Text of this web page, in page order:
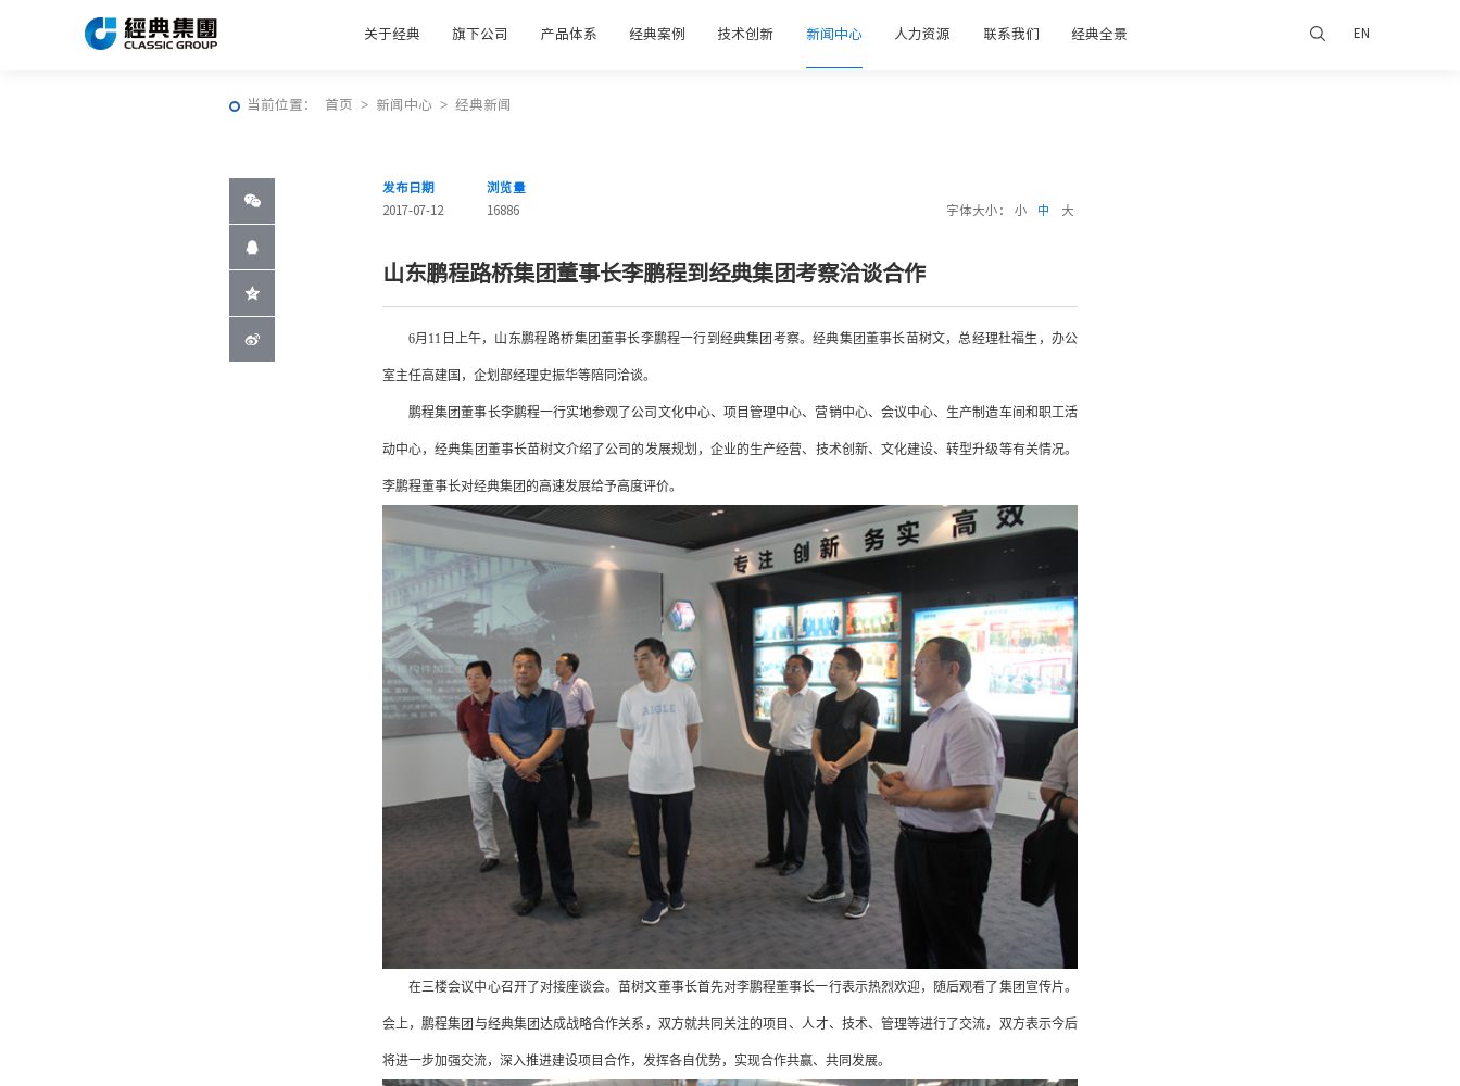
关于经典 旗下公司 产品体系 经典案例 技术创新 新闻中心 人力资源 联系我们 经典全景 EN
当前位置： 首页 > 新闻中心 > 经典新闻
发布日期
2017-07-12
浏览量
16886
字体大小： 小 中 大
山东鹏程路桥集团董事长李鹏程到经典集团考察洽谈合作
6月11日上午，山东鹏程路桥集团董事长李鹏程一行到经典集团考察。经典集团董事长苗树文，总经理杜福生，办公
室主任高建国，企划部经理史振华等陪同洽谈。
鹏程集团董事长李鹏程一行实地参观了公司文化中心、项目管理中心、营销中心、会议中心、生产制造车间和职工活
动中心，经典集团董事长苗树文介绍了公司的发展规划，企业的生产经营、技术创新、文化建设、转型升级等有关情况。
李鹏程董事长对经典集团的高速发展给予高度评价。
在三楼会议中心召开了对接座谈会。苗树文董事长首先对李鹏程董事长一行表示热烈欢迎，随后观看了集团宣传片。
会上，鹏程集团与经典集团达成战略合作关系，双方就共同关注的项目、人才、技术、管理等进行了交流，双方表示今后
将进一步加强交流，深入推进建设项目合作，发挥各自优势，实现合作共赢、共同发展。